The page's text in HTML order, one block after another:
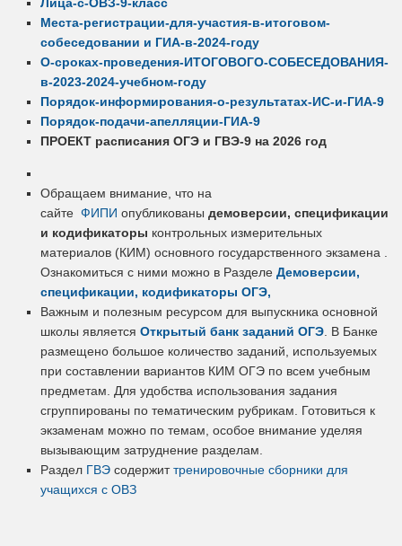
Места-регистрации-для-участия-в-итоговом-
собеседовании и ГИА-в-2024-году
О-сроках-проведения-ИТОГОВОГО-СОБЕСЕДОВАНИЯ-
в-2023-2024-учебном-году
Порядок-информирования-о-результатах-ИС-и-ГИА-9
Порядок-подачи-апелляции-ГИА-9
ПРОЕКТ расписания ОГЭ и ГВЭ-9 на 2026 год
Обращаем внимание, что на
сайте ФИПИ опубликованы демоверсии, спецификации
и кодификаторы контрольных измерительных
материалов (КИМ) основного государственного экзамена .
Ознакомиться с ними можно в Разделе Демоверсии,
спецификации, кодификаторы ОГЭ,
Важным и полезным ресурсом для выпускника основной
школы является Открытый банк заданий ОГЭ. В Банке
размещено большое количество заданий, используемых
при составлении вариантов КИМ ОГЭ по всем учебным
предметам. Для удобства использования задания
сгруппированы по тематическим рубрикам. Готовиться к
экзаменам можно по темам, особое внимание уделяя
вызывающим затруднение разделам.
Раздел ГВЭсодержиттренировочные сборники для
учащихся с ОВЗ